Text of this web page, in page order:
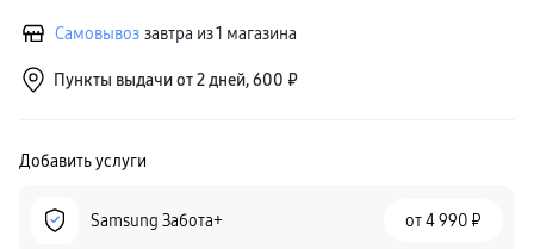
Самовывоз завтра из 1 магазина
Пункты выдачи от 2 дней, 600 ₽
Добавить услуги
Samsung Забота+ от4 990 ₽